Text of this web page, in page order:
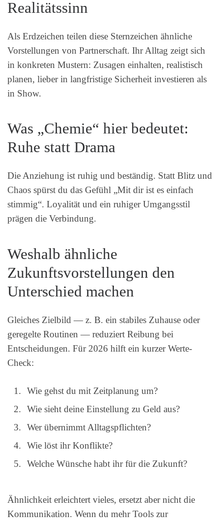
Realitätssinn
Als Erdzeichen teilen diese Sternzeichen ähnliche
Vorstellungen von Partnerschaft. Ihr Alltag zeigt sich
in konkreten Mustern: Zusagen einhalten, realistisch
planen, lieber in langfristige Sicherheit investieren als
in Show.
Was „Chemie“ hier bedeutet:
Ruhe statt Drama
Die Anziehung ist ruhig und beständig. Statt Blitz und
Chaos spürst du das Gefühl „Mit dir ist es einfach
stimmig“. Loyalität und ein ruhiger Umgangsstil
prägen die Verbindung.
Weshalb ähnliche
Zukunftsvorstellungen den
Unterschied machen
Gleiches Zielbild — z. B. ein stabiles Zuhause oder
geregelte Routinen — reduziert Reibung bei
Entscheidungen. Für 2026 hilft ein kurzer Werte-
Check:
Wie gehst du mit Zeitplanung um?
Wie sieht deine Einstellung zu Geld aus?
Wer übernimmt Alltagspflichten?
Wie löst ihr Konflikte?
Welche Wünsche habt ihr für die Zukunft?
Ähnlichkeit erleichtert vieles, ersetzt aber nicht die
Kommunikation. Wenn du mehr Tools zur